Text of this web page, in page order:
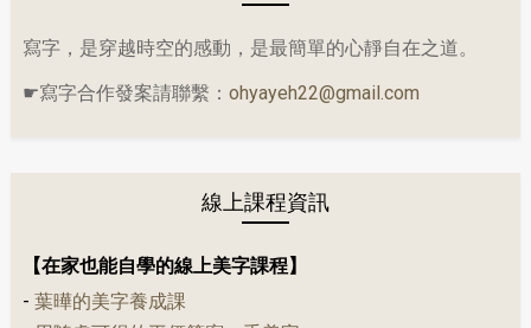
寫字，是穿越時空的感動，是最簡單的心靜自在之道。
☛寫字合作發案請聯繫： ohyayeh22@gmail.com
線上課程資訊
【在家也能自學的線上美字課程】
- 葉曄的美字養成課